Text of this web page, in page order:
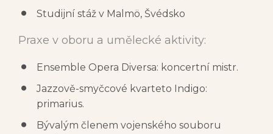
Studijní stáž v Malmö, Švédsko
Praxe v oboru a umělecké aktivity:
Ensemble Opera Diversa: koncertní mistr.
Jazzově-smyčcové kvarteto Indigo:
primarius.
Bývalým členem vojenského souboru